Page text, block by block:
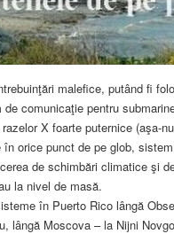
malefice, putând fi
comunicaţie pentru
X foarte puternice (aşa-
orice punct de pe glob,
de schimbări climatice şi
la nivel de masă.
în Puerto Rico lângă
lângă Moscova – la Nijni